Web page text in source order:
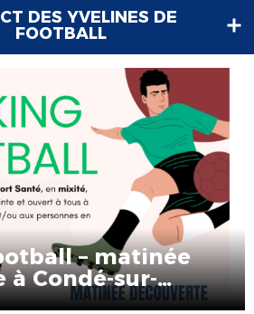
DES YVELINES DE
FOOTBALL
– matinée
à Condé-sur-